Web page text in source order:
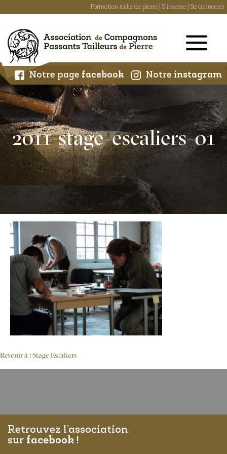
Formation taille de pierre S'inscrire Se connecter
content
Notre page facebook Notre instagram
2011-stage-escaliers-01
Revenir à : Stage Escaliers
Retrouvez l’association
sur facebook !